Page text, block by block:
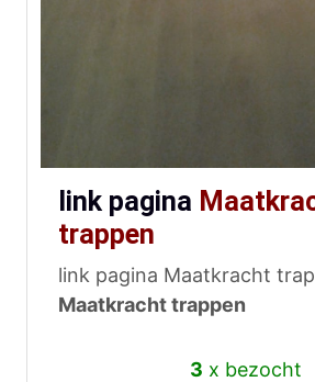
link pagina
trappen
link pagina Maatkracht
Maatkracht trappen
3 x bezocht